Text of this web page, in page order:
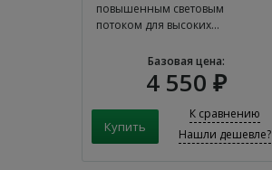
повышенным световым
потоком для высоких…
Базовая цена:
4 550 ₽
К сравнению
Нашли дешевле?